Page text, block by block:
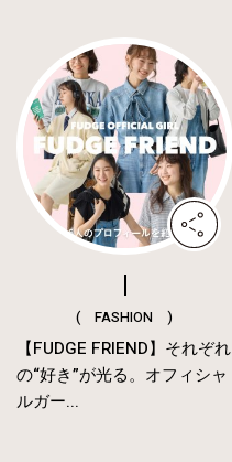
( FASHION )
【FUDGE FRIEND】それぞれ
の“好き”が光る。オフィシャ
ルガー...